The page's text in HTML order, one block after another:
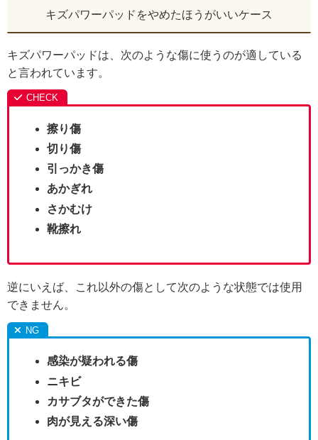
キズパワーパッドをやめたほうがいいケース
キズパワーパッドは、次のような傷に使うのが適している
と言われています。
擦り傷
切り傷
引っかき傷
あかぎれ
さかむけ
靴擦れ
逆にいえば、これ以外の傷として次のような状態では使用
できません。
感染が疑われる傷
ニキビ
カサブタができた傷
肉が見える深い傷